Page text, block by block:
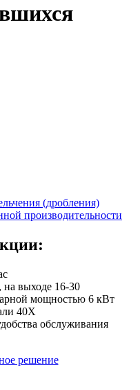
(дробления)
производительности
выходе 16-30
мощностью 6 кВт
40Х
обслуживания
решение